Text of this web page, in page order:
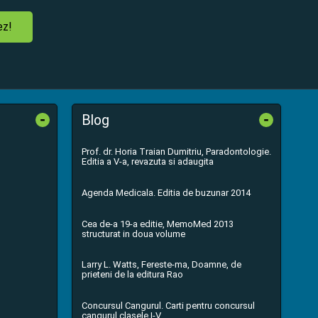
- Blog -
Prof. dr. Horia Traian Dumitriu, Paradontologie.
Editia a V-a, revazuta si adaugita
Agenda Medicala. Editia de buzunar 2014
Cea de-a 19-a editie, MemoMed 2013
structurat in doua volume
Larry L. Watts, Fereste-ma, Doamne, de
prieteni de la editura Rao
Concursul Cangurul. Carti pentru concursul
cangurul clasele I-V